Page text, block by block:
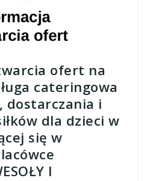
ofert na
cateringowa
dostarczania i
dla dzieci w
się w
I